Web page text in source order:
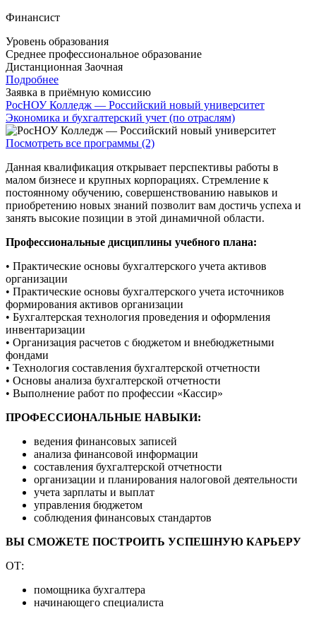
Финансист
Уровень образования
Среднее профессиональное образование
Дистанционная Заочная
Подробнее
Заявка в приёмную комиссию
РосНОУ Колледж — Российский новый университет
Экономика и бухгалтерский учет (по отраслям)
Посмотреть все программы (2)
Данная квалификация открывает перспективы работы в
малом бизнесе и крупных корпорациях. Стремление к
постоянному обучению, совершенствованию навыков и
приобретению новых знаний позволит вам достичь успеха и
занять высокие позиции в этой динамичной области.
Профессиональные дисциплины учебного плана:
• Практические основы бухгалтерского учета активов
организации
• Практические основы бухгалтерского учета источников
формирования активов организации
• Бухгалтерская технология проведения и оформления
инвентаризации
• Организация расчетов с бюджетом и внебюджетными
фондами
• Технология составления бухгалтерской отчетности
• Основы анализа бухгалтерской отчетности
• Выполнение работ по профессии «Кассир»
ПРОФЕССИОНАЛЬНЫЕ НАВЫКИ:
ведения финансовых записей
анализа финансовой информации
составления бухгалтерской отчетности
организации и планирования налоговой деятельности
учета зарплаты и выплат
управления бюджетом
соблюдения финансовых стандартов
ВЫ СМОЖЕТЕ ПОСТРОИТЬ УСПЕШНУЮ КАРЬЕРУ
ОТ:
помощника бухгалтера
начинающего специалиста